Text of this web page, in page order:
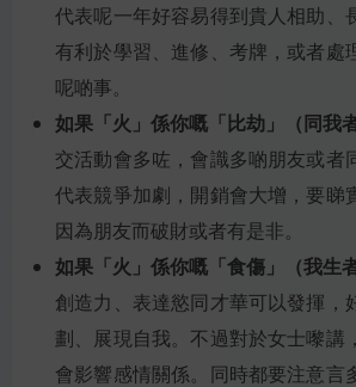
代表呢一年好容易得到貴人相助、
有利於學習、進修、考牌，或者處
呢啲事。
如果「火」係你嘅「比劫」（同我
交活動會多咗，會識多啲朋友或者
代表競爭加劇，開銷會大增，要睇
因為朋友而破財或者有是非。
如果「火」係你嘅「食傷」（我生
創造力、表達慾同才華可以發揮，
劃、展現自我。不過對於女士嚟講
會影響感情關係。同時都要注意言